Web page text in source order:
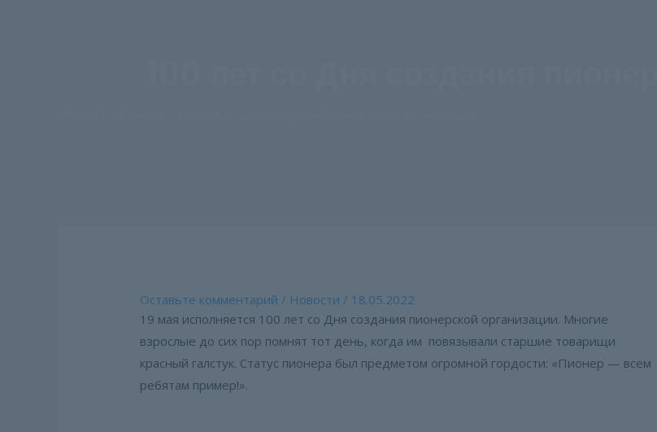
Оставьте комментарий / Новости / 18.05.2022
19 мая исполняется 100 лет со Дня создания пионерской организации. Многие
взрослые до сих пор помнят тот день, когда им повязывали старшие товарищи
красный галстук. Статус пионера был предметом огромной гордости: «Пионер — всем
ребятам пример!».